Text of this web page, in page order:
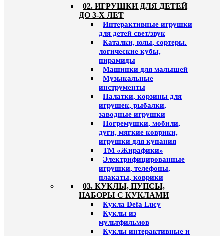
02. ИГРУШКИ ДЛЯ ДЕТЕЙ
ДО 3-Х ЛЕТ
Интерактивные игрушки
для детей свет/звук
Каталки, юлы, сортеры.
логические кубы,
пирамиды
Машинки для малышей
Музыкальные
инструменты
Палатки, корзины для
игрушек, рыбалки,
заводные игрушки
Погремушки, мобили,
дуги, мягкие коврики,
игрушки для купания
ТМ «Жирафики»
Электрифицированные
игрушки, телефоны,
плакаты, коврики
03. КУКЛЫ, ПУПСЫ,
НАБОРЫ С КУКЛАМИ
Кукла Defa Lucy
Куклы из
мультфильмов
Куклы интерактивные и